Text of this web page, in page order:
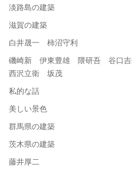
淡路島の建築
滋賀の建築
白井晟一 柿沼守利
磯崎新 伊東豊雄 隈研吾 谷口
西沢立衛 坂茂
私的な話
美しい景色
群馬県の建築
茨木県の建築
藤井厚二